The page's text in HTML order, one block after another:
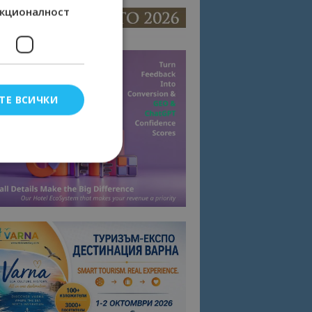
ВСИЧКИ
влизане и
съгласието
на сайта.